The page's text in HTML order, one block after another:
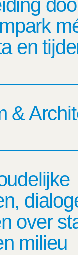
en
&
over
milieu